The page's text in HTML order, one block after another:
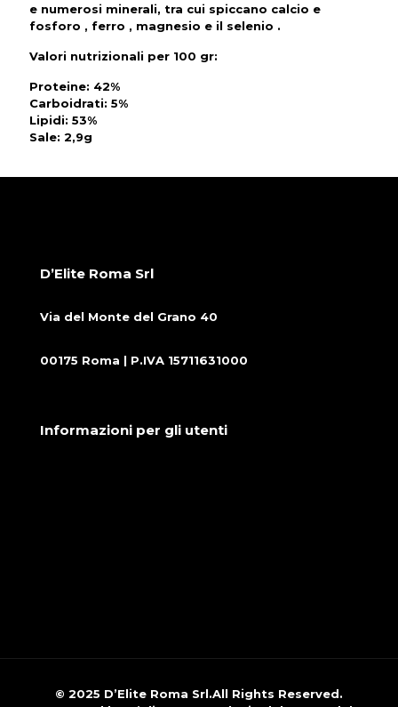
e numerosi minerali, tra cui spiccano calcio e
fosforo , ferro , magnesio e il selenio .
Valori nutrizionali per 100 gr:
Proteine: 42%
Carboidrati: 5%
Lipidi: 53%
Sale: 2,9g
D’Elite Roma Srl
Via del Monte del Grano 40
00175 Roma | P.IVA 15711631000
Informazioni per gli utenti
© 2025 D’Elite Roma Srl.All Rights Reserved.